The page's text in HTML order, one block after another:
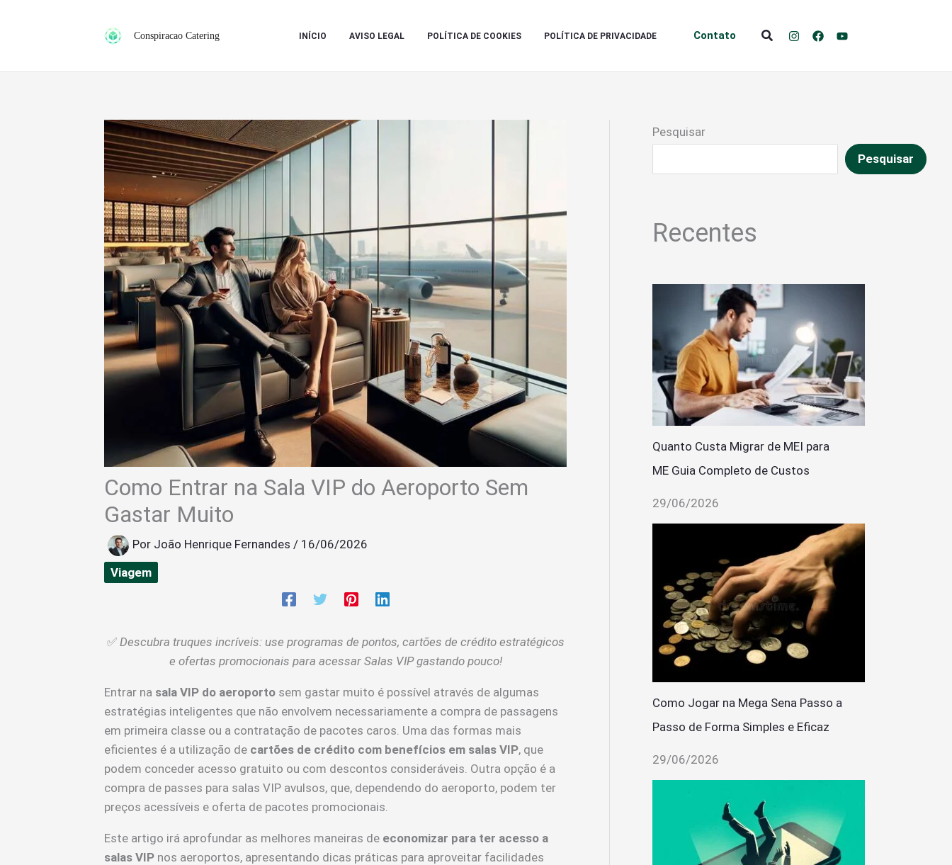
Conspiracao Catering INÍCIO AVISO LEGAL POLÍTICA DE COOKIES POLÍTICA DE PRIVACIDADE Contato Pesquisar
Como Entrar na Sala VIP do Aeroporto Sem
Gastar Muito
Por João Henrique Fernandes / 16/06/2026
Viagem
✅ Descubra truques incríveis: use programas de pontos, cartões de crédito estratégicos
e ofertas promocionais para acessar Salas VIP gastando pouco!
Entrar na sala VIP do aeroporto sem gastar muito é possível através de algumas
estratégias inteligentes que não envolvem necessariamente a compra de passagens
em primeira classe ou a contratação de pacotes caros. Uma das formas mais
eficientes é a utilização de cartões de crédito com benefícios em salas VIP, que
podem conceder acesso gratuito ou com descontos consideráveis. Outra opção é a
compra de passes para salas VIP avulsos, que, dependendo do aeroporto, podem ter
preços acessíveis e oferta de pacotes promocionais.
Este artigo irá aprofundar as melhores maneiras de economizar para ter acesso a
salas VIP nos aeroportos, apresentando dicas práticas para aproveitar facilidades
Pesquisar
Pesquisar
Recentes
Quanto Custa Migrar de MEI para
ME Guia Completo de Custos
29/06/2026
Como Jogar na Mega Sena Passo a
Passo de Forma Simples e Eficaz
29/06/2026